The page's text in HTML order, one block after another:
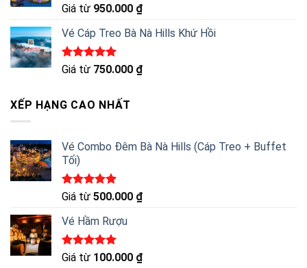
Được xếp
5 sao
Giá từ 950.000 ₫
Vé Cáp Treo Bà Nà Hills Khứ Hồi
Được xếp
Giá từ 750.000 ₫
XẾP HẠNG CAO NHẤT
Vé Combo Đêm Bà Nà Hills (Cáp Treo + Buffet
Tối)
Được xếp
5 sao
Giá từ 500.000 ₫
Vé Hầm Rượu
Được xếp
Giá từ 100.000 ₫